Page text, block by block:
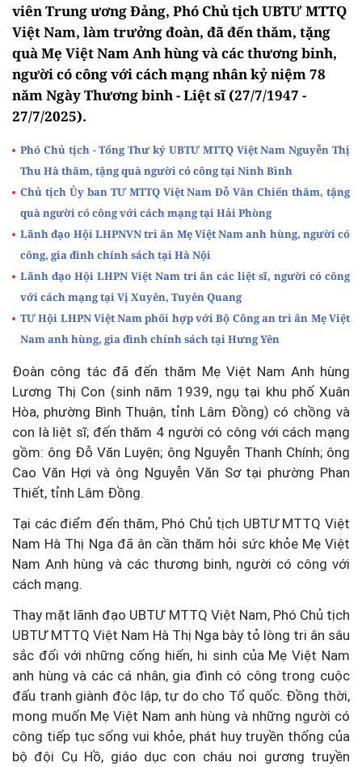
viên Trung ương Đảng, Phó Chủ tịch UBTƯ MTTQ
Việt Nam, làm trưởng đoàn, đã đến thăm, tặng
quà Mẹ Việt Nam Anh hùng và các thương binh,
người có công với cách mạng nhân kỷ niệm 78
năm Ngày Thương binh - Liệt sĩ (27/7/1947 -
27/7/2025).
Phó Chủ tịch - Tổng Thư ký UBTƯ MTTQ Việt Nam Nguyễn Thị
Thu Hà thăm, tặng quà người có công tại Ninh Bình
Chủ tịch Ủy ban TƯ MTTQ Việt Nam Đỗ Văn Chiến thăm, tặng
quà người có công với cách mạng tại Hải Phòng
Lãnh đạo Hội LHPNVN tri ân Mẹ Việt Nam anh hùng, người có
công, gia đình chính sách tại Hà Nội
Lãnh đạo Hội LHPN Việt Nam tri ân các liệt sĩ, người có công
với cách mạng tại Vị Xuyên, Tuyên Quang
TƯ Hội LHPN Việt Nam phối hợp với Bộ Công an tri ân Mẹ Việt
Nam anh hùng, gia đình chính sách tại Hưng Yên
Đoàn công tác đã đến thăm Mẹ Việt Nam Anh hùng
Lương Thị Con (sinh năm 1939, ngụ tại khu phố Xuân
Hòa, phường Bình Thuận, tỉnh Lâm Đồng) có chồng và
con là liệt sĩ; đến thăm 4 người có công với cách mạng
gồm: ông Đỗ Văn Luyện; ông Nguyễn Thanh Chính; ông
Cao Văn Hợi và ông Nguyễn Văn Sơ tại phường Phan
Thiết, tỉnh Lâm Đồng.
Tại các điểm đến thăm, Phó Chủ tịch UBTƯ MTTQ Việt
Nam Hà Thị Nga đã ân cần thăm hỏi sức khỏe Mẹ Việt
Nam Anh hùng và các thương binh, người có công với
cách mạng.
Thay mặt lãnh đạo UBTƯ MTTQ Việt Nam, Phó Chủ tịch
UBTƯ MTTQ Việt Nam Hà Thị Nga bày tỏ lòng tri ân sâu
sắc đối với những cống hiến, hi sinh của Mẹ Việt Nam
anh hùng và các cá nhân, gia đình có công trong cuộc
đấu tranh giành độc lập, tự do cho Tổ quốc. Đồng thời,
mong muốn Mẹ Việt Nam anh hùng và những người có
công tiếp tục sống vui khỏe, phát huy truyền thống của
bộ đội Cụ Hồ, giáo dục con cháu noi gương truyền